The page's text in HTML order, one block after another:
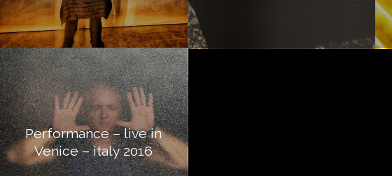
Performance – live in
Venice – italy 2016